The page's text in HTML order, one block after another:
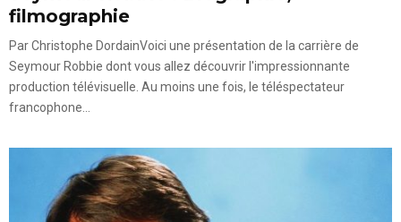
filmographie
Par Christophe DordainVoici une présentation de la carrière de
Seymour Robbie dont vous allez découvrir l'impressionnante
production télévisuelle. Au moins une fois, le téléspectateur
francophone...